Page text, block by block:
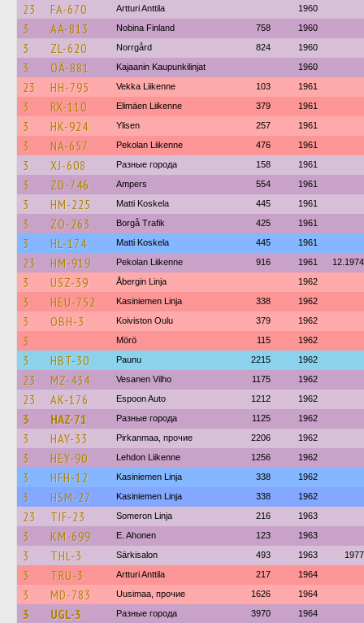
23 FA-670 Artturi Anttila 1960
3 AÄ-813 Nobina Finland 758 1960
3 ZL-620 Norrgård 824 1960
3 OÄ-881 Kajaanin Kaupunkilinjat 1960
23 HH-795 Vekka Liikenne 103 1961
3 RX-110 Elimäen Liikenne 379 1961
3 HK-924 Ylisen 257 1961
3 NA-657 Pekolan Liikenne 476 1961
3 XJ-608 Разные города 158 1961
3 ZD-746 Ampers 554 1961
3 HM-225 Matti Koskela 445 1961
3 ZO-263 Borgå Trafik 425 1961
3 HL-174 Matti Koskela 445 1961
23 HM-919 Pekolan Liikenne 916 1961 12.1974
3 USZ-39 Åbergin Linja 1962
3 HEU-752 Kasiniemen Linja 338 1962
3 OBH-3 Koiviston Oulu 379 1962
3 Mörö 115 1962
3 HBT-30 Paunu 2215 1962
23 MZ-434 Vesanen Vilho 1175 1962
23 AK-176 Espoon Auto 1212 1962
3 HAZ-71 Разные города 1125 1962
3 HAY-33 Pirkanmaa, прочие 2206 1962
3 HEY-90 Lehdon Liikenne 1256 1962
3 HFH-12 Kasiniemen Linja 338 1962
3 HSM-27 Kasiniemen Linja 338 1962
23 TIF-23 Someron Linja 216 1963
3 KM-699 E. Ahonen 123 1963
3 THL-3 Särkisalon 493 1963 1977
3 TRU-3 Artturi Anttila 217 1964
3 MD-783 Uusimaa, прочие 1626 1964
3 UGL-3 Разные города 3970 1964